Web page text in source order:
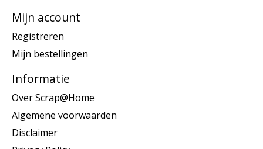
Mijn account
Registreren
Mijn bestellingen
Informatie
Over Scrap@Home
Algemene voorwaarden
Disclaimer